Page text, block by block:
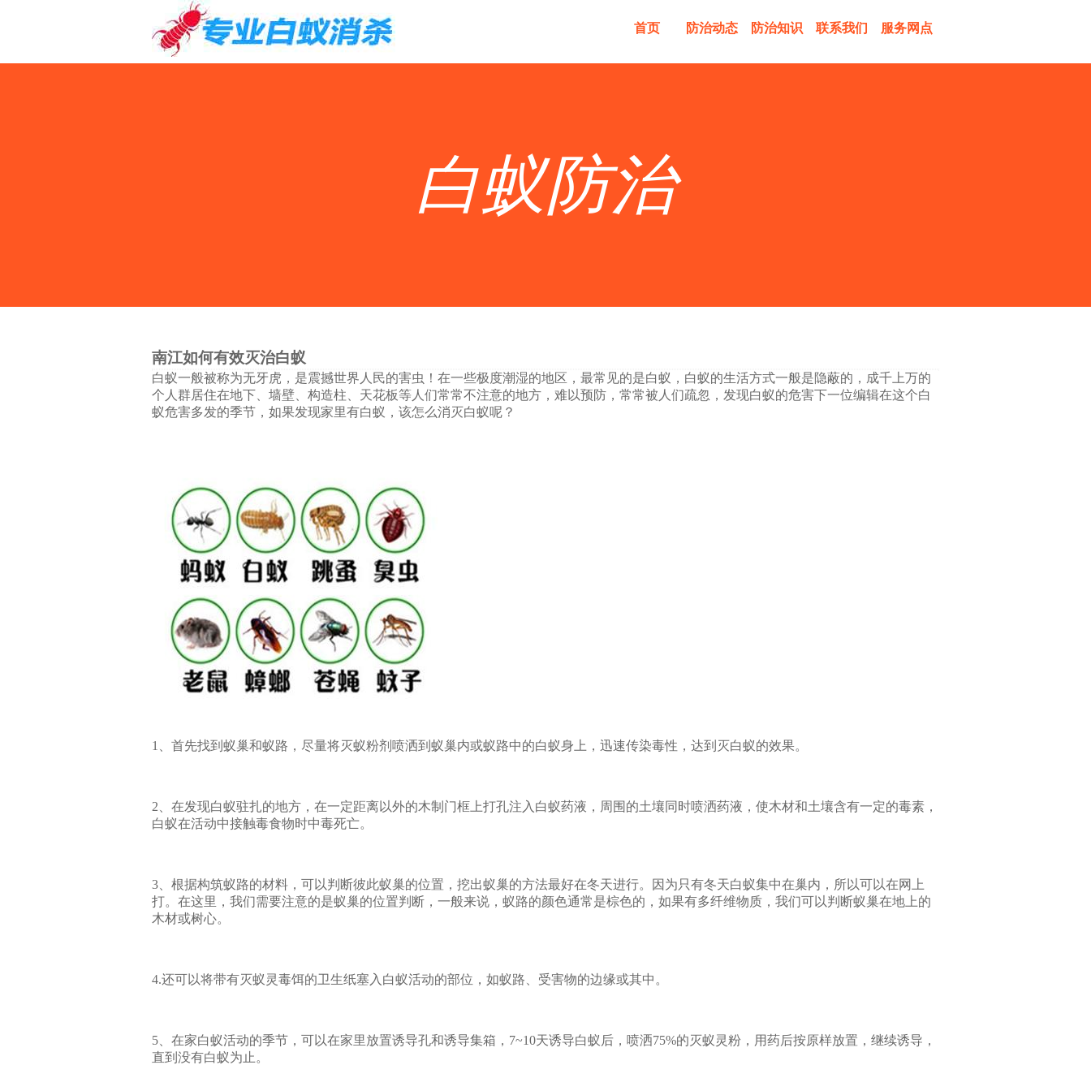
服务网点
联系我们
防治知识
防治动态
首页
白蚁防治
南江如何有效灭治白蚁
白蚁一般被称为无牙虎，是震撼世界人民的害虫！在一些极度潮湿的地区，最常见的是白蚁，白蚁的生活方式一般是隐蔽的，成千上万的
个人群居住在地下、墙壁、构造柱、天花板等人们常常不注意的地方，难以预防，常常被人们疏忽，发现白蚁的危害下一位编辑在这个白
蚁危害多发的季节，如果发现家里有白蚁，该怎么消灭白蚁呢？
1、首先找到蚁巢和蚁路，尽量将灭蚁粉剂喷洒到蚁巢内或蚁路中的白蚁身上，迅速传染毒性，达到灭白蚁的效果。
2、在发现白蚁驻扎的地方，在一定距离以外的木制门框上打孔注入白蚁药液，周围的土壤同时喷洒药液，使木材和土壤含有一定的毒素，
白蚁在活动中接触毒食物时中毒死亡。
3、根据构筑蚁路的材料，可以判断彼此蚁巢的位置，挖出蚁巢的方法最好在冬天进行。因为只有冬天白蚁集中在巢内，所以可以在网上
打。在这里，我们需要注意的是蚁巢的位置判断，一般来说，蚁路的颜色通常是棕色的，如果有多纤维物质，我们可以判断蚁巢在地上的
木材或树心。
4.还可以将带有灭蚁灵毒饵的卫生纸塞入白蚁活动的部位，如蚁路、受害物的边缘或其中。
5、在家白蚁活动的季节，可以在家里放置诱导孔和诱导集箱，7~10天诱导白蚁后，喷洒75%的灭蚁灵粉，用药后按原样放置，继续诱导，
直到没有白蚁为止。